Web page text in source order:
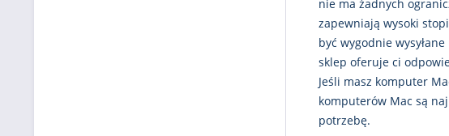
nie ma żadnych
zapewniają wysoki
być wygodnie
sklep oferuje ci
Jeśli masz komputer
komputerów Mac są
potrzebę.